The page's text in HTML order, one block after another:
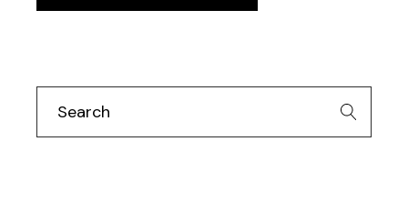
Search
for: